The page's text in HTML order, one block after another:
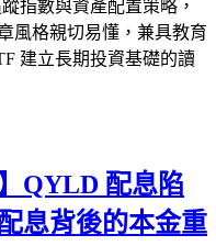
指數與資產配置策略，
風格親切易懂，兼具教育
建立長期投資基礎的讀
QYLD 配息陷
息背後的本金重